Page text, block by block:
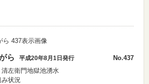
No.437
ら 平成20年8月1日発行
左衛門地獄池湧水
み状況